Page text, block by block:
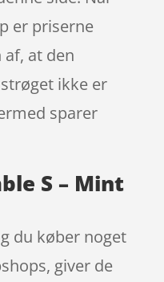
er priserne
at den
ikke er
sparer
S – Mint
du køber noget
giver de